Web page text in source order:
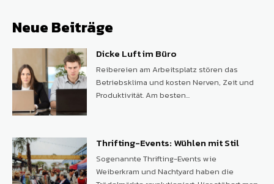
Neue Beiträge
Dicke Luft im Büro
Reibereien am Arbeitsplatz stören das
Betriebsklima und kosten Nerven, Zeit und
Produktivität. Am besten...
Thrifting-Events: Wühlen mit Stil
Sogenannte Thrifting-Events wie
Weiberkram und Nachtyard haben die